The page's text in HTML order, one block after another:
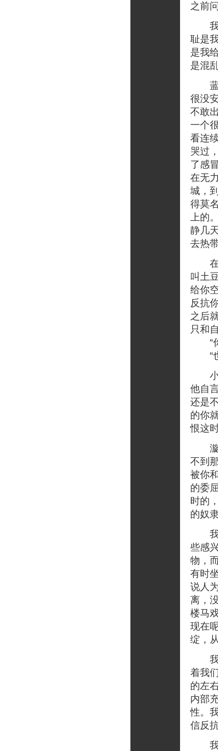
之前
我
耻是
是我
是混
蓝
很没
不敢
一个
看连
哭过
了感
在无
城，
得莫
上的
静几
去热
在
叫土
给你
反抗
之后
只和
“你
“也
小
他自
还是
的你
恨这
漩
不到
被你
的委
时的
的奴
我
些感
物，
有时
说人
离，
楼马
现在
绽，
我
着我
的左
内部
性。
信反
我